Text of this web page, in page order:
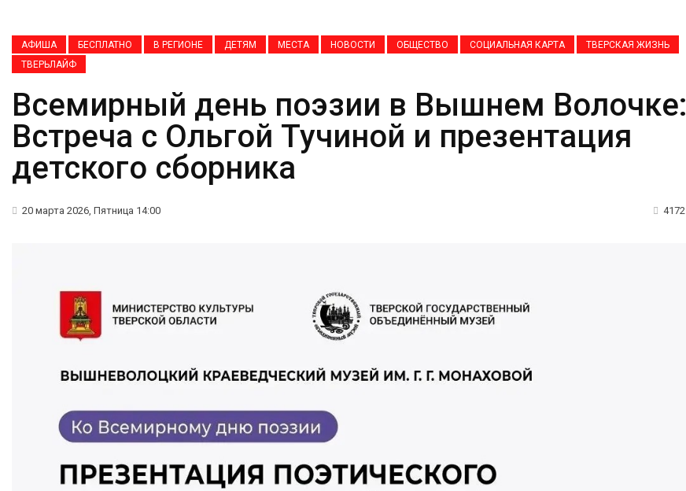
АФИША БЕСПЛАТНО В РЕГИОНЕ ДЕТЯМ МЕСТА НОВОСТИ ОБЩЕСТВО СОЦИАЛЬНАЯ КАРТА
ТВЕРСКАЯ ЖИЗНЬ
ТВЕРЬЛАЙФ
Всемирный день поэзии в Вышнем Волочке:
Встреча с Ольгой Тучиной и презентация
детского сборника
20 марта 2026, Пятница 14:00 4172